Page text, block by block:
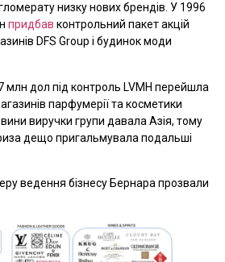
низку нових брендів. У 1996
придбав контрольний пакет акцій
DFS Group і будинок моди
млн дол під контроль LVMH перейшла
парфумерії та косметики
виручки групи давала Азія, тому
дещо пригальмувала подальші
ведення бізнесу Бернара прозвали